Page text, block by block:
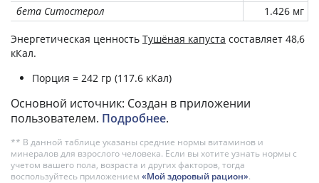
бета Ситостерол 1.426 мг
Энергетическая ценность Тушёная капуста составляет 48,6
кКал.
Порция = 242 гр (117.6 кКал)
Основной источник: Создан в приложении
пользователем. Подробнее.
** В данной таблице указаны средние нормы витаминов и
минералов для взрослого человека. Если вы хотите узнать нормы с
учетом вашего пола, возраста и других факторов, тогда
воспользуйтесь приложением «Мой здоровый рацион».